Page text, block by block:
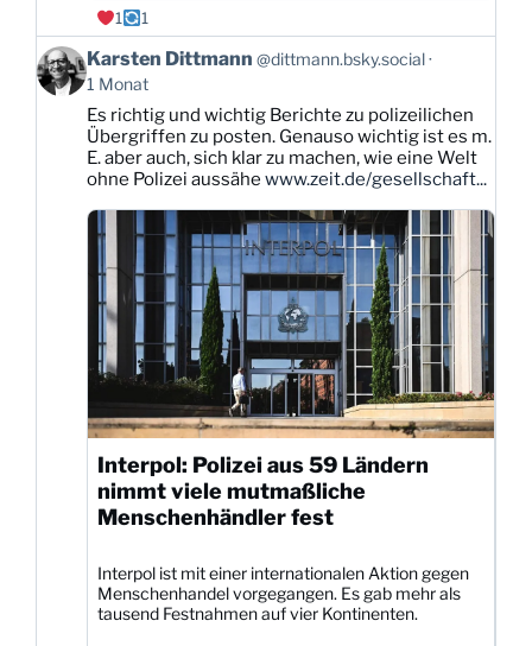
1
1
Beitrag
von
Karsten
Dittmann
Bluesky
ansehen
Karsten Dittmann @dittmann.bsky.social
1 Monat
Es richtig und wichtig Berichte zu polizeilichen
Übergriffen zu posten. Genauso wichtig ist es m.
E. aber auch, sich klar zu machen, wie eine Welt
ohne Polizei aussähe www.zeit.de/gesellschaft...
Interpol: Polizei aus 59 Ländern
nimmt viele mutmaßliche
Menschenhändler fest
Interpol ist mit einer internationalen Aktion gegen
Menschenhandel vorgegangen. Es gab mehr als
tausend Festnahmen auf vier Kontinenten.